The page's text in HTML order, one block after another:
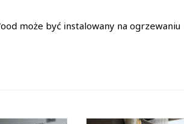
może być instalowany na ogrzewaniu